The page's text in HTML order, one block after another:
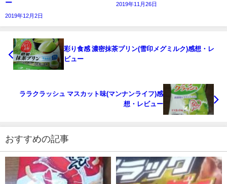
ー
2019年12月2日
2019年11月26日
彩り食感 濃密抹茶プリン(雪印メグミルク)感想・レ
ビュー
ララクラッシュ マスカット味(マンナンライフ)感
想・レビュー
おすすめの記事